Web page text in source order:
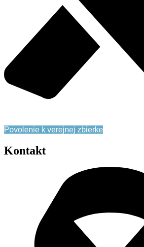
Povolenie k verejnej zbierke
Kontakt